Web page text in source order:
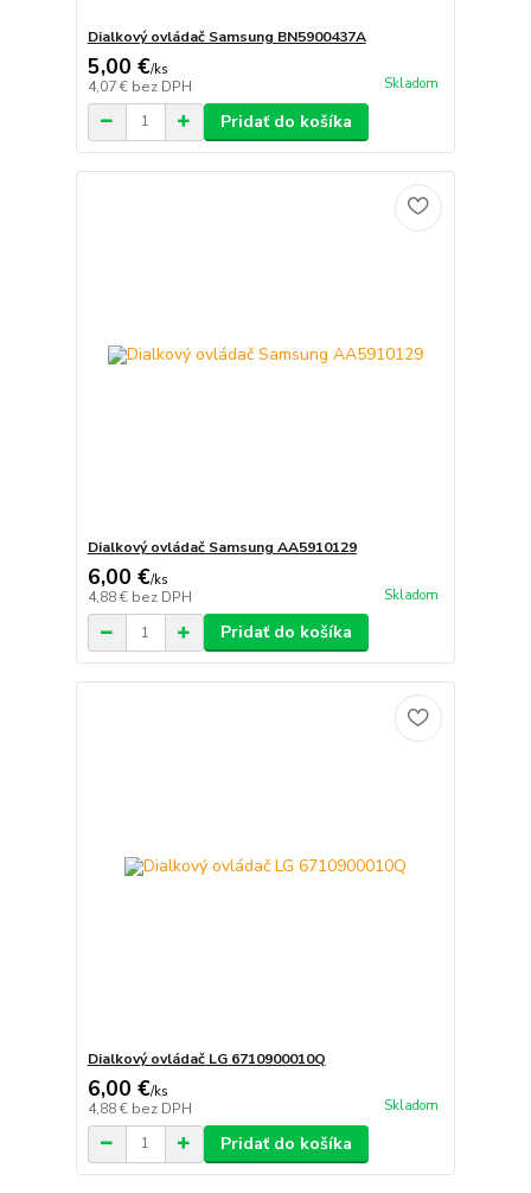
Dialkový ovládač Samsung BN5900437A
5,00 €/ks
4,07 € bez DPH Skladom
Pridať do košíka
Dialkový ovládač Samsung AA5910129
6,00 €/ks
4,88 € bez DPH Skladom
Pridať do košíka
Dialkový ovládač LG 6710900010Q
6,00 €/ks
4,88 € bez DPH Skladom
Pridať do košíka